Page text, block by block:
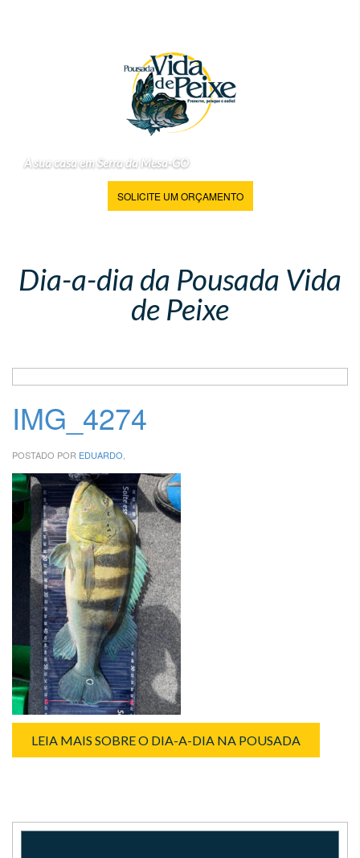
A sua casa em Serra da Mesa-GO
SOLICITE UM ORÇAMENTO
Dia-a-dia da Pousada Vida
de Peixe
IMG_4274
POSTADO POR EDUARDO,
LEIA MAIS SOBRE O DIA-A-DIA NA POUSADA